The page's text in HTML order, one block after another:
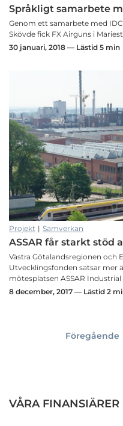
Språkligt samarbete
Genom ett samarbete med
Skövde fick FX Airguns i
30 januari, 2018 — Lästid 5 min
Projekt | Samverkan
ASSAR får starkt stöd
Västra Götalandsregionen och
Utvecklingsfonden satsar mer
mötesplatsen ASSAR
8 december, 2017 — Lästid 2
Föregående
VÅRA FINANSIÄRER